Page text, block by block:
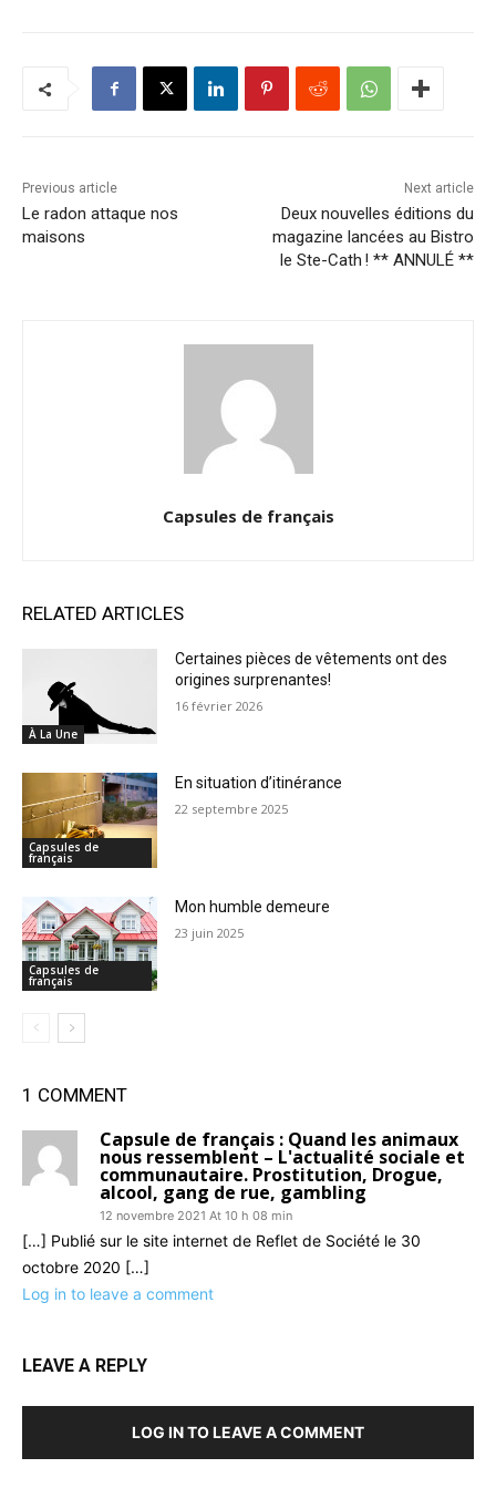
Previous article
Le radon attaque nos
maisons
Next article
Deux nouvelles éditions du
magazine lancées au Bistro
le Ste-Cath ! ** ANNULÉ **
Capsules de français
RELATED ARTICLES
À La Une
Certaines pièces de vêtements ont des
origines surprenantes!
16 février 2026
Capsules de
français
En situation d’itinérance
22 septembre 2025
Capsules de
français
Mon humble demeure
23 juin 2025
1 COMMENT
Capsule de français : Quand les animaux
nous ressemblent – L'actualité sociale et
communautaire. Prostitution, Drogue,
alcool, gang de rue, gambling
12 novembre 2021 At 10 h 08 min
[…] Publié sur le site internet de Reflet de Société le 30
octobre 2020 […]
Log in to leave a comment
LEAVE A REPLY
LOG IN TO LEAVE A COMMENT